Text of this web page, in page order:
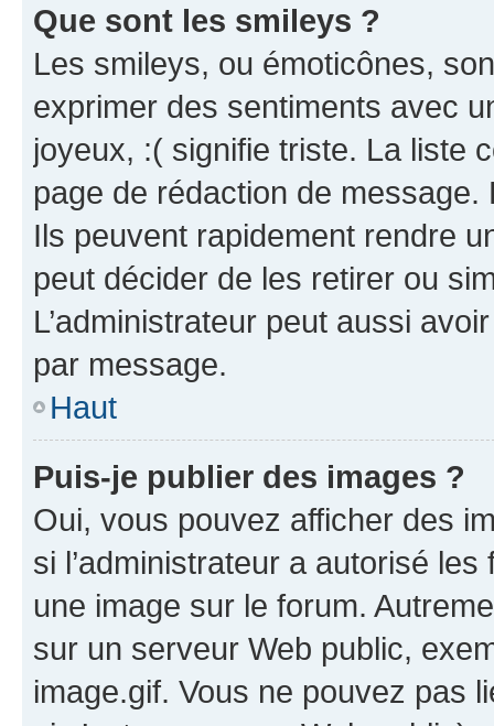
Que sont les smileys ?
Les smileys, ou émoticônes,
exprimer des sentiments avec
joyeux, :( signifie triste. La liste
page de rédaction de
Ils peuvent rapidement rendre
peut décider de les retirer ou
L’administrateur peut aussi
par message.
Haut
Puis-je publier des images ?
Oui, vous pouvez afficher des
si l’administrateur a autorisé
une image sur le forum.
sur un serveur Web public,
image.gif. Vous ne pouvez pas